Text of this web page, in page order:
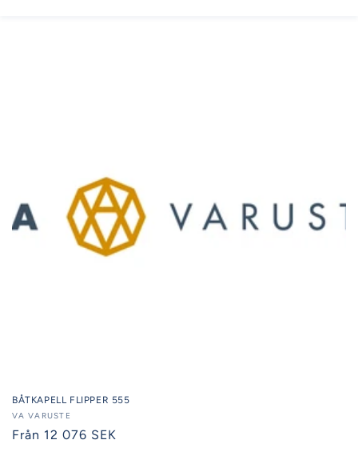
BÅTKAPELL FLIPPER 555
Säljare:
VA VARUSTE
Ordinarie
Från 12 076 SEK